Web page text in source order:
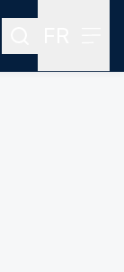
Rechercher